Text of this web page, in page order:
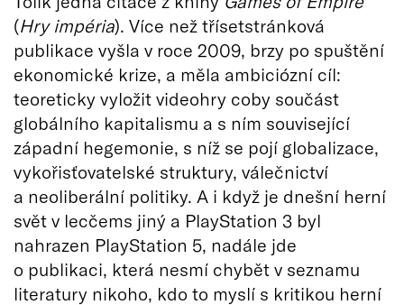
(Hry impéria). Více než třísetstránková
publikace vyšla v roce 2009, brzy po spuštění
ekonomické krize, a měla ambiciózní cíl:
teoreticky vyložit videohry coby součást
globálního kapitalismu a s ním související
západní hegemonie, s níž se pojí globalizace,
vykořisťovatelské struktury, válečnictví
a neoliberální politiky. A i když je dnešní herní
svět v lecčems jiný a PlayStation 3 byl
nahrazen PlayStation 5, nadále jde
o publikaci, která nesmí chybět v seznamu
literatury nikoho, kdo to myslí s kritikou herní